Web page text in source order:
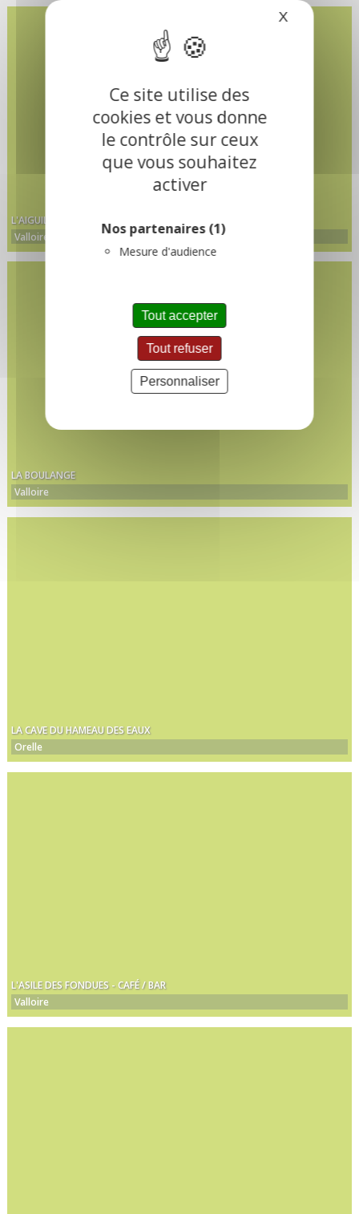
Ce site utilise des
cookies et vous donne
le contrôle sur ceux
que vous souhaitez
activer
Nos partenaires(1)
Mesure d'audience
Tout accepter
Tout refuser
Personnaliser
X Masquer
L'AIGUILLE NOIRE
Valloire
LA BOULANGE
Valloire
LA CAVE DU HAMEAU DES EAUX
Orelle
L'ASILE DES FONDUES - CAFÉ / BAR
Valloire